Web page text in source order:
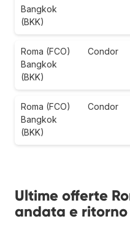
Bangkok
(BKK)
Roma (FCO)
Bangkok
(BKK)
Condor
Roma (FCO)
Bangkok
(BKK)
Condor
Ultime offerte
andata e ritorno